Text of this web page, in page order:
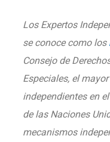
Los Expertos
se conoce como los
Consejo de
Especiales, el
independientes en
de las Naciones
mecanismos